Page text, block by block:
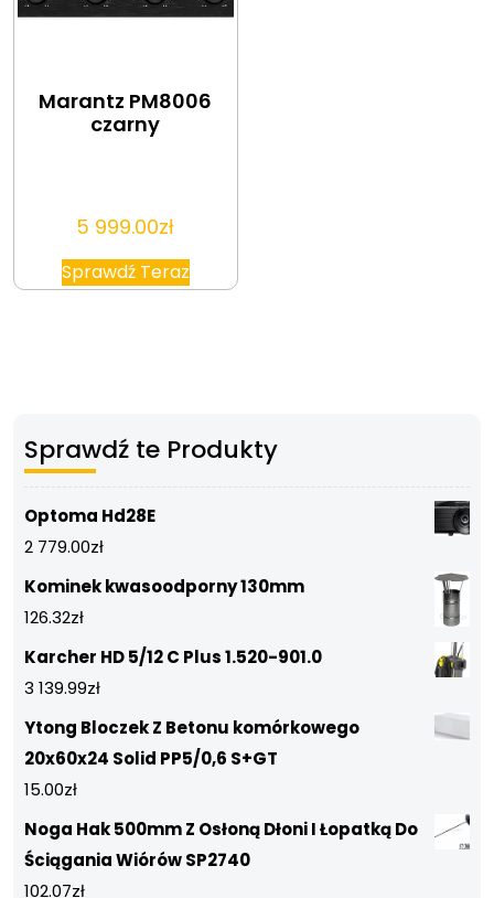
Marantz PM8006
czarny
5 999.00zł
Sprawdź Teraz
Sprawdź te Produkty
Optoma Hd28E
2 779.00zł
Kominek kwasoodporny 130mm
126.32zł
Karcher HD 5/12 C Plus 1.520-901.0
3 139.99zł
Ytong Bloczek Z Betonu komórkowego
20x60x24 Solid PP5/0,6 S+GT
15.00zł
Noga Hak 500mm Z Osłoną Dłoni I Łopatką Do
Ściągania Wiórów SP2740
102.07zł